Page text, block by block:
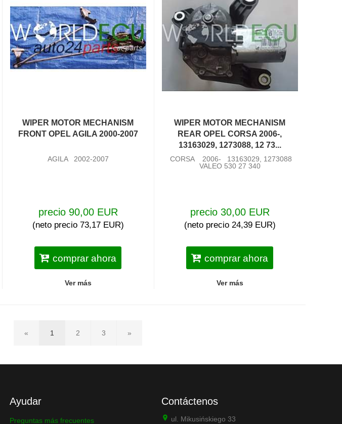
WIPER MOTOR MECHANISM
FRONT OPEL AGILA 2000-2007
AGILA 2002-2007
precio 90,00 EUR
(neto precio 73,17 EUR)
comprar ahora
Ver más
WIPER MOTOR MECHANISM
REAR OPEL CORSA 2006-,
13163029, 1273088, 12 73...
CORSA 2006- 13163029, 1273088
VALEO 530 27 340
precio 30,00 EUR
(neto precio 24,39 EUR)
comprar ahora
Ver más
« 1 2 3 »
Ayudar
Preguntas más frecuentes
Contáctenos
ul. Mikusińskiego 33